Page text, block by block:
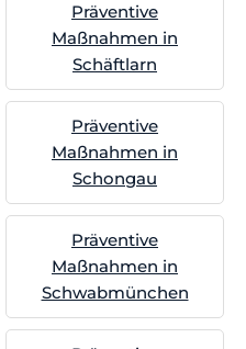
Präventive
Maßnahmen in
Schäftlarn
Präventive
Maßnahmen in
Schongau
Präventive
Maßnahmen in
Schwabmünchen